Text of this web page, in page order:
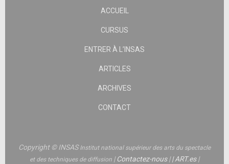
ACCUEIL
CURSUS
ENTRER À L’INSAS
ARTICLES
ARCHIVES
CONTACT
Copyright © INSASInstitut national supérieur des arts du spectacle
et des techniques de diffusion |Contactez-nous||ART.es|